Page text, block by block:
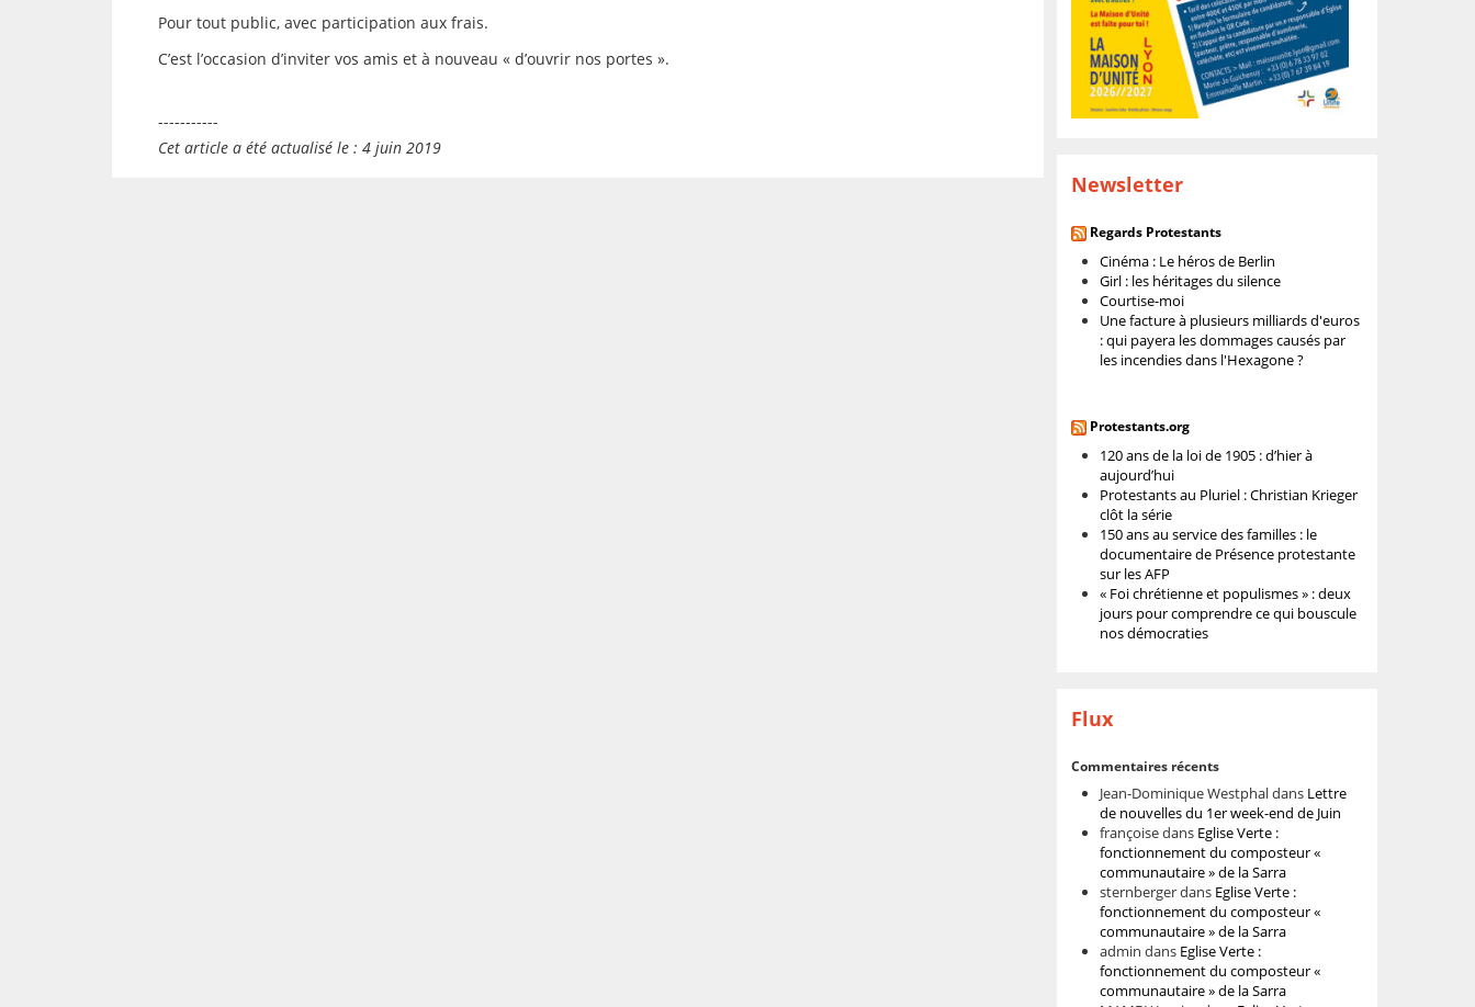
Pour tout public, avec participation aux frais.
C’est l’occasion d’inviter vos amis et à nouveau « d’ouvrir nos portes ».
-----------
Cet article a été actualisé le : 4 juin 2019
Newsletter
Regards Protestants
Cinéma : Le héros de Berlin
Girl : les héritages du silence
Courtise-moi
Une facture à plusieurs milliards d'euros
: qui payera les dommages causés par
les incendies dans l'Hexagone ?
Protestants.org
120 ans de la loi de 1905 : d’hier à
aujourd’hui
Protestants au Pluriel : Christian Krieger
clôt la série
150 ans au service des familles : le
documentaire de Présence protestante
sur les AFP
« Foi chrétienne et populismes » : deux
jours pour comprendre ce qui bouscule
nos démocraties
Flux
Commentaires récents
Jean-Dominique Westphaldans Lettre
de nouvelles du 1er week-end de Juin
françoisedans Eglise Verte :
fonctionnement du composteur «
communautaire » de la Sarra
sternbergerdans Eglise Verte :
fonctionnement du composteur «
communautaire » de la Sarra
admin dans Eglise Verte :
fonctionnement du composteur «
communautaire » de la Sarra